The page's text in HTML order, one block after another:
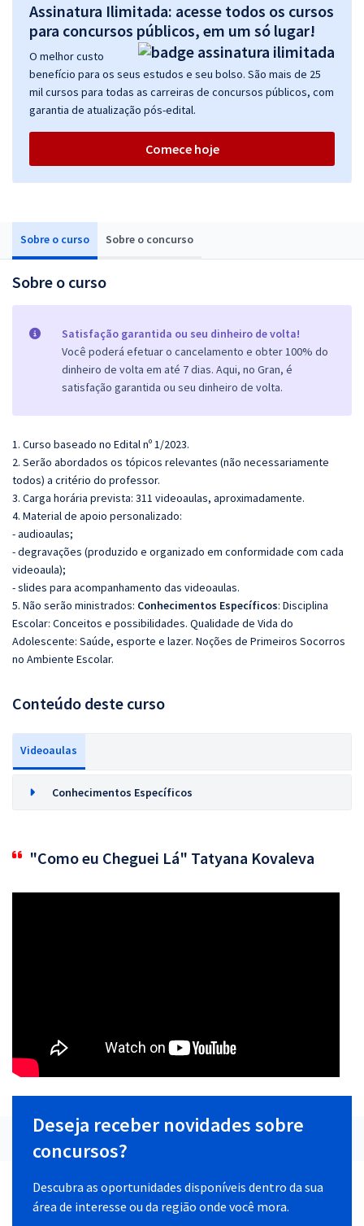
Sobre o curso Sobre o concurso
Sobre o curso
Satisfação garantida ou seu dinheiro de volta!
Você poderá efetuar o cancelamento e obter 100% do
dinheiro de volta em até 7 dias. Aqui, no Gran, é
satisfação garantida ou seu dinheiro de volta.
1. Curso baseado no Edital nº 1/2023.
2. Serão abordados os tópicos relevantes (não necessariamente
todos) a critério do professor.
3. Carga horária prevista: 311 videoaulas, aproximadamente.
4. Material de apoio personalizado:
- audioaulas;
- degravações (produzido e organizado em conformidade com cada
videoaula);
- slides para acompanhamento das videoaulas.
5. Não serão ministrados: Conhecimentos Específicos: Disciplina
Escolar: Conceitos e possibilidades. Qualidade de Vida do
Adolescente: Saúde, esporte e lazer. Noções de Primeiros Socorros
no Ambiente Escolar.
Conteúdo deste curso
Videoaulas
Conhecimentos Específicos
"Como eu Cheguei Lá" Tatyana Kovaleva
Assinatura Ilimitada: acesse todos os cursos
para concursos públicos, em um só lugar!
O melhor custo
benefício para os seus estudos e seu bolso. São mais de 25
mil cursos para todas as carreiras de concursos públicos, com
garantia de atualização pós-edital.
Comece hoje
Deseja receber novidades sobre
concursos?
Descubra as oportunidades disponíveis dentro da sua
área de interesse ou da região onde você mora.